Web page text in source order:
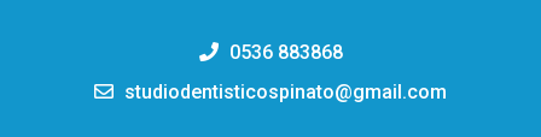
0536 883868
studiodentisticospinato@gmail.com